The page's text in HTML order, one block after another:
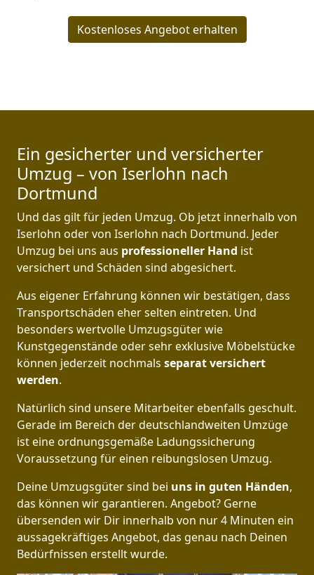
Kostenloses Angebot erhalten
Ein gesicherter und versicherter
Umzug – von Iserlohn nach
Dortmund
Und das gilt für jeden Umzug. Ob jetzt innerhalb von
Iserlohn oder von Iserlohn nach Dortmund. Jeder
Umzug bei uns aus professioneller Hand ist
versichert und Schäden sind abgesichert.
Aus eigener Erfahrung können wir bestätigen, dass
Transportschäden eher selten eintreten. Und
besonders wertvolle Umzugsgüter wie
Kunstgegenstände oder sehr exklusive Möbelstücke
können jederzeit nochmals separat versichert
werden.
Natürlich sind unsere Mitarbeiter ebenfalls geschult.
Gerade im Bereich der deutschlandweiten Umzüge
ist eine ordnungsgemäße Ladungssicherung
Voraussetzung für einen reibungslosen Umzug.
Deine Umzugsgüter sind bei uns in guten Händen,
das können wir garantieren. Angebot? Gerne
übersenden wir Dir innerhalb von nur 4 Minuten ein
aussagekräftiges Angebot, das genau nach Deinen
Bedürfnissen erstellt wurde.